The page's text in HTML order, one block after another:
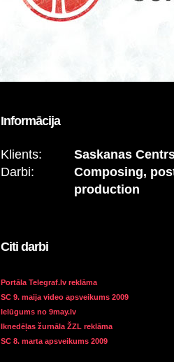
Informācija
Klients:
Saskanas
Darbi:
Composing,
production
Citi darbi
Portāla Telegraf.lv reklāma
SC 9. maija video apsveikums 2009
Ielūgums no 9may.lv
Iknedēļas žurnāla ŽZL reklāma
SC 8. marta apsveikums 2009